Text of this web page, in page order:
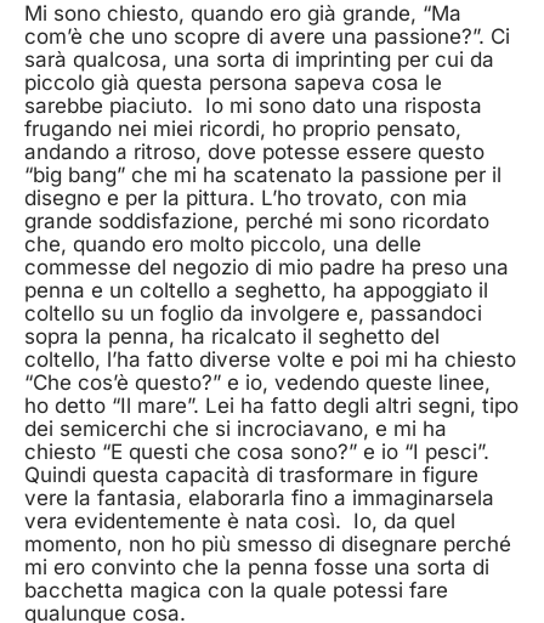
Mi sono chiesto, quando ero già grande, “Ma
com’è che uno scopre di avere una passione?”. Ci
sarà qualcosa, una sorta di imprinting per cui da
piccolo già questa persona sapeva cosa le
sarebbe piaciuto. Io mi sono dato una risposta
frugando nei miei ricordi, ho proprio pensato,
andando a ritroso, dove potesse essere questo
“big bang” che mi ha scatenato la passione per il
disegno e per la pittura. L’ho trovato, con mia
grande soddisfazione, perché mi sono ricordato
che, quando ero molto piccolo, una delle
commesse del negozio di mio padre ha preso una
penna e un coltello a seghetto, ha appoggiato il
coltello su un foglio da involgere e, passandoci
sopra la penna, ha ricalcato il seghetto del
coltello, l’ha fatto diverse volte e poi mi ha chiesto
“Che cos’è questo?” e io, vedendo queste linee,
ho detto “Il mare”. Lei ha fatto degli altri segni, tipo
dei semicerchi che si incrociavano, e mi ha
chiesto “E questi che cosa sono?” e io “I pesci”.
Quindi questa capacità di trasformare in figure
vere la fantasia, elaborarla fino a immaginarsela
vera evidentemente è nata così. Io, da quel
momento, non ho più smesso di disegnare perché
mi ero convinto che la penna fosse una sorta di
bacchetta magica con la quale potessi fare
qualunque cosa.